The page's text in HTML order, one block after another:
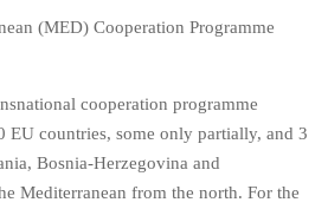
(MED) Cooperation Programme
cooperation programme
EU countries, some only partially, and 3
Bosnia-Herzegovina and
Mediterranean from the north. For the